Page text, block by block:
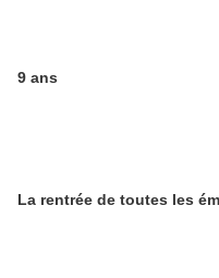
9 ans
La rentrée de toutes les